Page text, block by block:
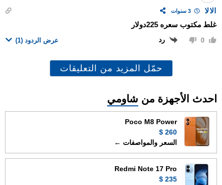
الالا 3 سنوات
غلط مكتوب سعره 225دولار
0 رد عرض الردود (1)
حمّل المزيد من التعليقات
احدث الأجهزة من شاومي
Poco M8 Power
260 $
السعر والمواصفات ←
Redmi Note 17 Pro
235 $